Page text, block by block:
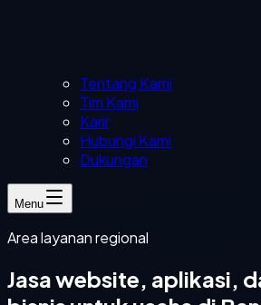
Tentang Kami
Tim Kami
Karir
Hubungi Kami
Dukungan
Menu
Area layanan regional
Jasa website, aplikasi,